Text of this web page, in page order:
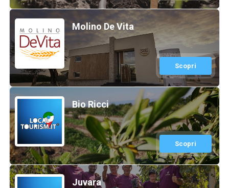
Molino De Vita
Scopri
Bio Ricci
Scopri
Juvara